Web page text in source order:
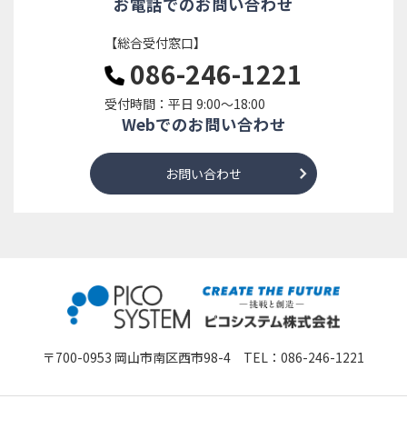
【総合受付窓口】
086-246-1221
受付時間：平日 9:00～18:00
Webでのお問い合わせ
お問い合わせ
〒700-0953 岡山市南区西市98-4 TEL： 086-246-1221